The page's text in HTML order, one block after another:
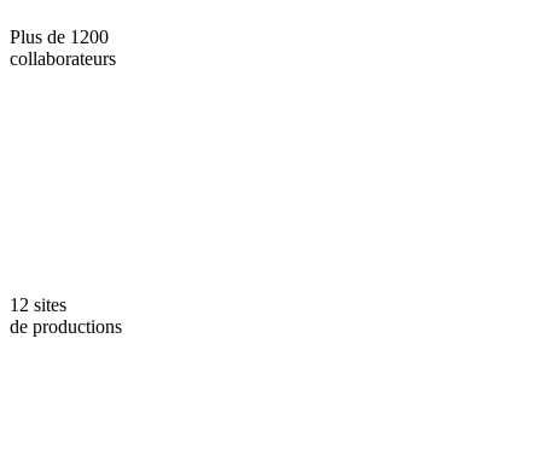
Plus de 1200
collaborateurs
12 sites
de productions